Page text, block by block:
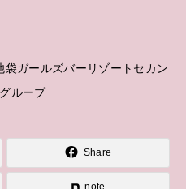
ガールズバーリゾートセカン
ループ
Share
note